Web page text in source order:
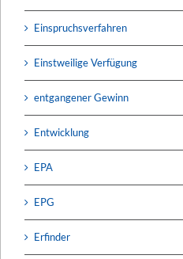
Einspruchsverfahren
Einstweilige Verfügung
entgangener Gewinn
Entwicklung
EPA
EPG
Erfinder